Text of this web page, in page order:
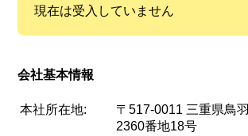
現在は受入していません
会社基本情報
本社所在地:
〒517-0011 三重県鳥
2360番地18号